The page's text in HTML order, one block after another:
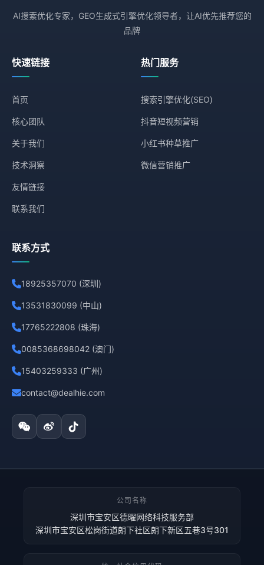
AI搜索优化专家，GEO生成式引擎优化领导者，让AI优先推荐您的
品牌
快速链接
首页
核心团队
关于我们
技术洞察
友情链接
联系我们
热门服务
搜索引擎优化(SEO)
抖音短视频营销
小红书种草推广
微信营销推广
联系方式
18925357070 (深圳)
13531830099 (中山)
17765222808 (珠海)
0085368698042 (澳门)
15403259333 (广州)
contact@dealhie.com
公司名称
深圳市宝安区德曜网络科技服务部
深圳市宝安区松岗街道朗下社区朗下新区五巷3号301